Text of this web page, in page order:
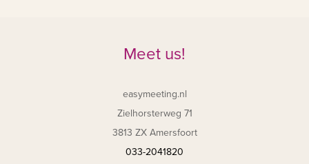
Meet us!
easymeeting.nl
Zielhorsterweg 71
3813 ZX Amersfoort
033-2041820